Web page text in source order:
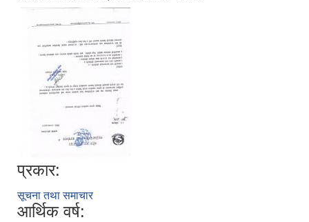
प्रकार:
सूचना तथा समाचार
आर्थिक वर्ष: